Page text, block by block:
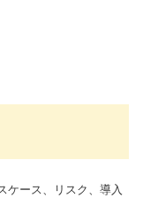
ケース、リスク、導入